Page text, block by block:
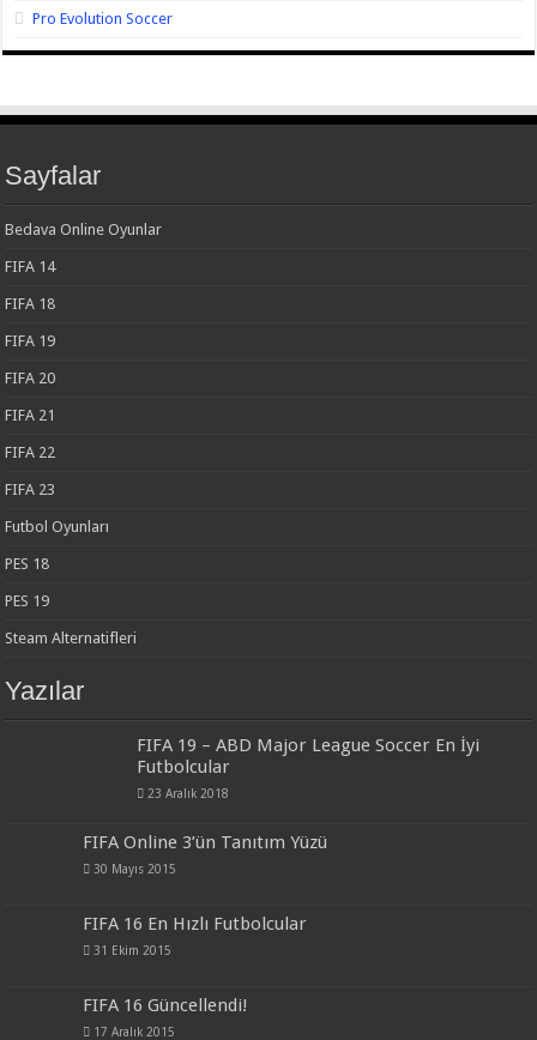
Pro Evolution Soccer
Sayfalar
Bedava Online Oyunlar
FIFA 14
FIFA 18
FIFA 19
FIFA 20
FIFA 21
FIFA 22
FIFA 23
Futbol Oyunları
PES 18
PES 19
Steam Alternatifleri
Yazılar
FIFA 19 – ABD Major League Soccer En İyi
Futbolcular
23 Aralık 2018
FIFA Online 3’ün Tanıtım Yüzü
30 Mayıs 2015
FIFA 16 En Hızlı Futbolcular
31 Ekim 2015
FIFA 16 Güncellendi!
17 Aralık 2015